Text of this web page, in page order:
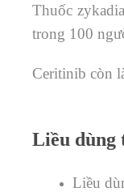
Thuốc
trong 100
Ceritinib còn
Liều dùng
Liều